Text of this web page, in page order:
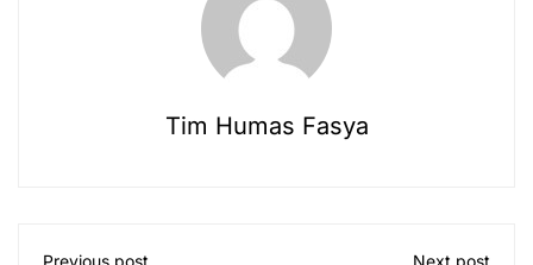
Tim Humas Fasya